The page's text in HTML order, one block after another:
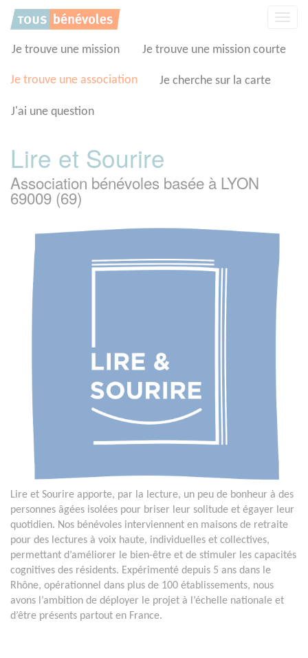
Je trouve une mission Je trouve une mission courte
Je trouve une association Je cherche sur la carte
J'ai une question
Lire et Sourire
Association bénévoles basée à LYON
69009 (69)
Lire et Sourire apporte, par la lecture, un peu de bonheur à des
personnes âgées isolées pour briser leur solitude et égayer leur
quotidien. Nos bénévoles interviennent en maisons de retraite
pour des lectures à voix haute, individuelles et collectives,
permettant d’améliorer le bien-être et de stimuler les capacités
cognitives des résidents. Expérimenté depuis 5 ans dans le
Rhône, opérationnel dans plus de 100 établissements, nous
avons l’ambition de déployer le projet à l’échelle nationale et
d’être présents partout en France.
Panneau de gestion des cookies